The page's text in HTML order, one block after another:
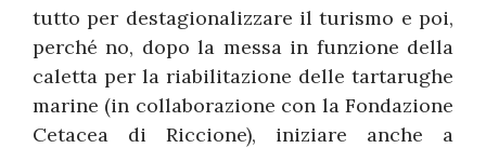
tutto per destagionalizzare il turismo e poi,
perché no, dopo la messa in funzione della
caletta per la riabilitazione delle tartarughe
marine (in collaborazione con la Fondazione
Cetacea di Riccione), iniziare anche a